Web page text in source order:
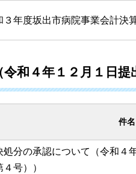
３年度坂出市病院事業会計決
和４年１２月１日提
件名
処分の承認について（令和４
４号））